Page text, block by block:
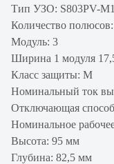
Тип УЗО: S803PV-
Количество
Модуль: 3
Ширина 1 модуля
Класс защиты: M
Номинальный ток
Отключающая
Номинальное
Высота: 95 мм
Глубина: 82,5 мм